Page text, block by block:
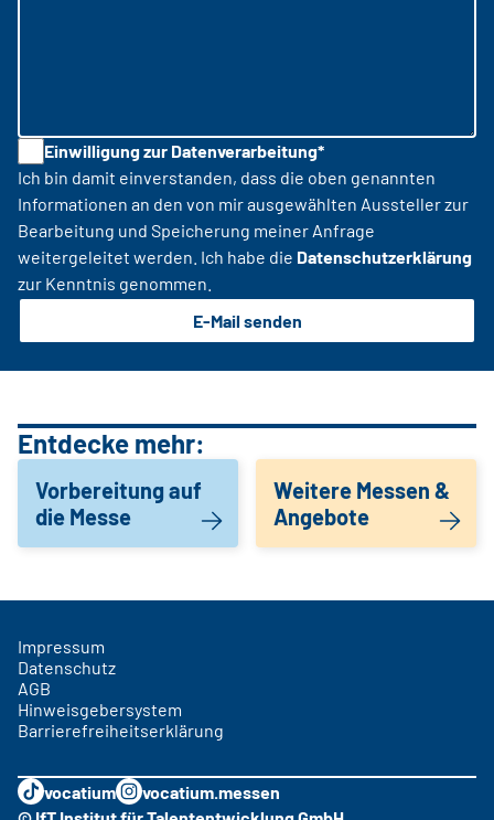
Einwilligung zur Datenverarbeitung*
Ich bin damit einverstanden, dass die oben genannten
Informationen an den von mir ausgewählten Aussteller zur
Bearbeitung und Speicherung meiner Anfrage
weitergeleitet werden. Ich habe die Datenschutzerklärung
zur Kenntnis genommen.
E-Mail senden
Entdecke mehr:
Vorbereitung auf
die Messe
Weitere Messen &
Angebote
Impressum
Datenschutz
AGB
Hinweisgebersystem
Barrierefreiheitserklärung
vocatium
vocatium.messen